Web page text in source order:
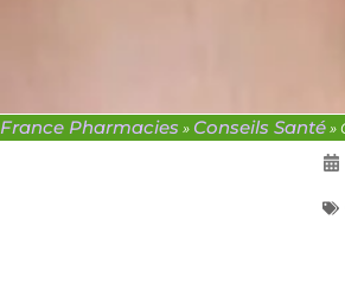
France Pharmacies » Conseils Santé»